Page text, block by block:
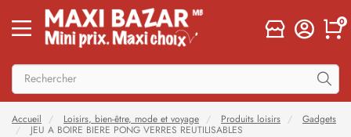
0
Accueil Loisirs, bien-être, mode et voyage Produits loisirs
Gadgets
JEU A BOIRE BIERE PONG VERRES REUTILISABLES